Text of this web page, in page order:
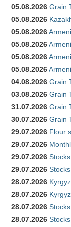
05.08.2026 Grain
05.08.2026
05.08.2026
05.08.2026
05.08.2026
05.08.2026
04.08.2026 Grain
03.08.2026 Grain
31.07.2026 Grain
30.07.2026 Grain
29.07.2026 Flour
29.07.2026
29.07.2026
29.07.2026
28.07.2026
28.07.2026
28.07.2026
28.07.2026